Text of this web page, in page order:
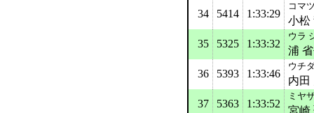
34
5414 1:33:29
コマ
小松
35
5325 1:33:32
ウラ
浦
36
5393 1:33:46
ウチ
内田
37
5363 1:33:52
ミヤ
宮崎